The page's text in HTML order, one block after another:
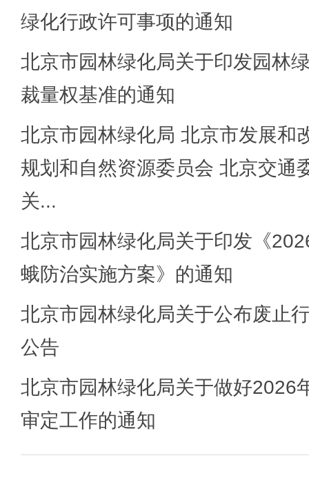
绿化行政许可事项的通知
北京市园林绿化局关于印发园林
裁量权基准的通知
北京市园林绿化局 北京市发展和
规划和自然资源委员会 北京交通
关...
北京市园林绿化局关于印发《
蛾防治实施方案》的通知
北京市园林绿化局关于公布废止
公告
北京市园林绿化局关于做好2026
审定工作的通知